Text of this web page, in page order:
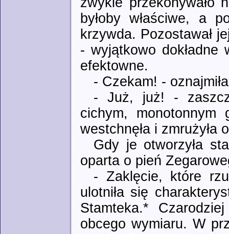
byłoby właściwe, a
krzywda. Pozostawał
- wyjątkowo
efektowne.
- Czekam! -
- Już, już! -
cichym, monotonnym
westchnęła i zmrużyła
Gdy je otworzyła
oparta o pień
- Zaklęcie, które
ulotniła się
Stamteka.*
obcego wymiaru. W